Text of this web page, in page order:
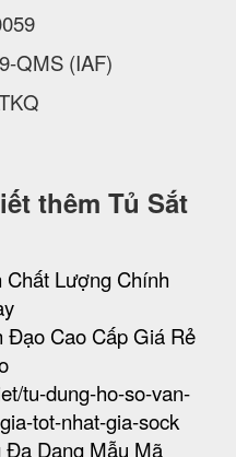
QMS (IAF)
thêm Tủ Sắt
Lượng Chính
Đạo Cao Cấp Giá Rẻ
tu-dung-ho-so-van-
tot-nhat-gia-sock
Đa Dạng Mẫu Mã